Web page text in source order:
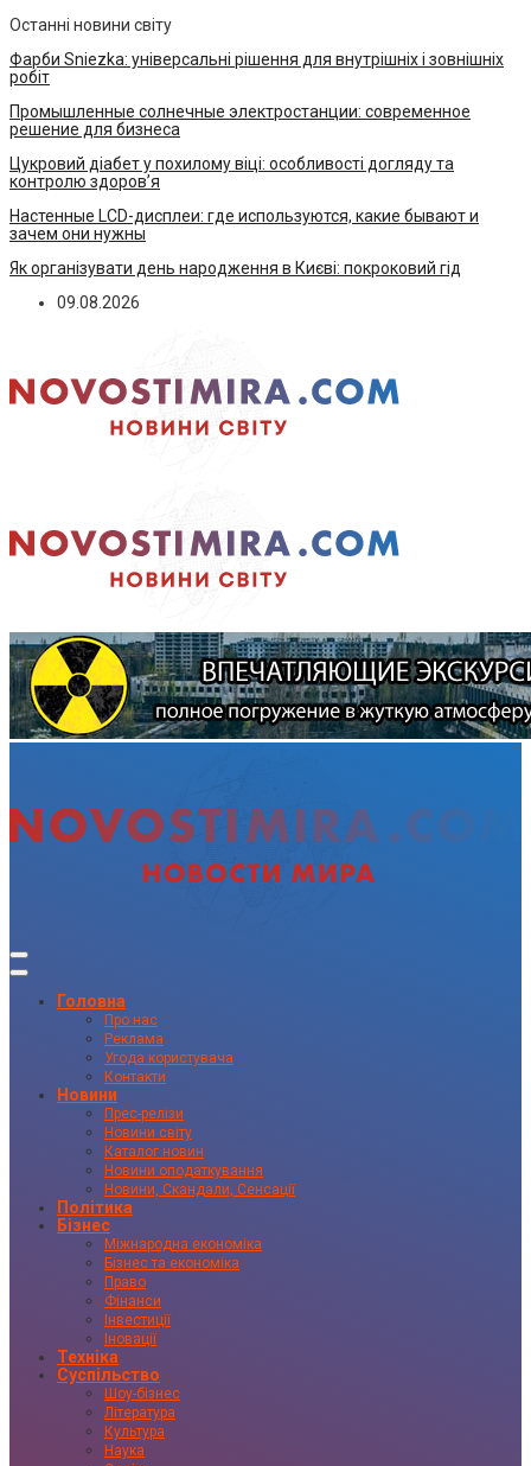
Останні новини світу
Фарби Sniezka: універсальні рішення для внутрішніх і зовнішніх
робіт
Промышленные солнечные электростанции: современное
решение для бизнеса
Цукровий діабет у похилому віці: особливості догляду та
контролю здоров’я
Настенные LCD-дисплеи: где используются, какие бывают и
зачем они нужны
Як організувати день народження в Києві: покроковий гід
09.08.2026
Головна
Про нас
Реклама
Угода користувача
Контакти
Новини
Прес-релізи
Новини світу
Каталог новин
Новини оподаткування
Новини, Скандали, Сенсації
Політика
Бізнес
Міжнародна економіка
Бізнес та економіка
Право
Фінанси
Інвестиції
Іновації
Техніка
Суспільство
Шоу-бізнес
Література
Культура
Наука